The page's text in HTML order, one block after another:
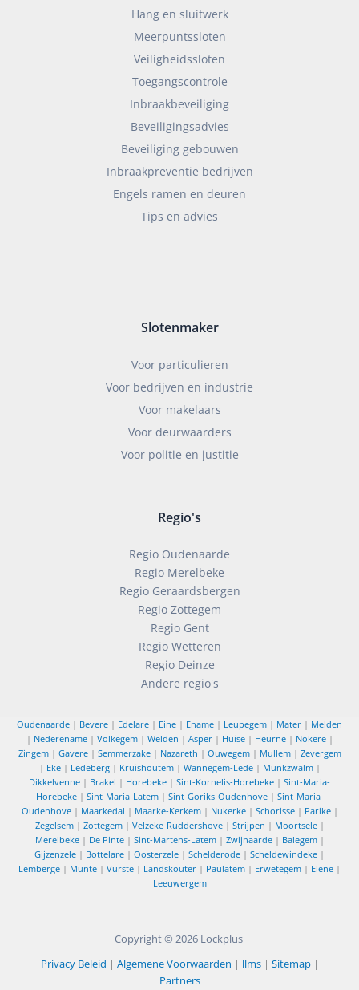
Hang en sluitwerk
Meerpuntssloten
Veiligheidssloten
Toegangscontrole
Inbraakbeveiliging
Beveiligingsadvies
Beveiliging gebouwen
Inbraakpreventie bedrijven
Engels ramen en deuren
Tips en advies
Slotenmaker
Voor particulieren
Voor bedrijven en industrie
Voor makelaars
Voor deurwaarders
Voor politie en justitie
Regio's
Regio Oudenaarde
Regio Merelbeke
Regio Geraardsbergen
Regio Zottegem
Regio Gent
Regio Wetteren
Regio Deinze
Andere regio's
Oudenaarde | Bevere | Edelare | Eine | Ename | Leupegem | Mater | Melden
| Nederename| Volkegem| Welden | Asper| Huise| Heurne| Nokere|
Zingem| Gavere| Semmerzake| Nazareth | Ouwegem| Mullem| Zevergem
| Eke| Ledeberg| Kruishoutem| Wannegem-Lede| Munkzwalm|
Dikkelvenne | Brakel | Horebeke | Sint-Kornelis-Horebeke | Sint-Maria-
Horebeke| Sint-Maria-Latem| Sint-Goriks-Oudenhove| Sint-Maria-
Oudenhove| Maarkedal | Maarke-Kerkem| Nukerke| Schorisse| Parike|
Zegelsem| Zottegem| Velzeke-Ruddershove| Strijpen | Moortsele|
Merelbeke| De Pinte| Sint-Martens-Latem| Zwijnaarde| Balegem|
Gijzenzele | Bottelare | Oosterzele | Schelderode | Scheldewindeke |
Lemberge | Munte | Vurste | Landskouter | Paulatem | Erwetegem | Elene |
Leeuwergem
Copyright © 2026 Lockplus
Privacy Beleid | Algemene Voorwaarden | llms| Sitemap|
Partners